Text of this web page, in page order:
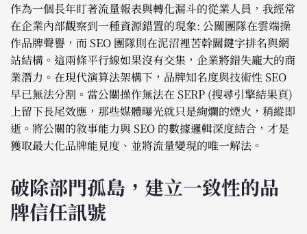
作為一個長年盯著流量報表與轉化漏斗的從業人員，我經常
在企業內部觀察到一種資源錯置的現象: 公關團隊在雲端操
作品牌聲譽，而 SEO 團隊則在泥沼裡苦幹關鍵字排名與網
站結構。這兩條平行線如果沒有交集，企業將錯失龐大的商
業潛力。在現代演算法架構下，品牌知名度與技術性 SEO
早已無法分割。當公關操作無法在 SERP (搜尋引擎結果頁)
上留下長尾效應，那些媒體曝光就只是絢爛的煙火，稍縱即
逝。將公關的敘事能力與 SEO 的數據邏輯深度結合，才是
獲取最大化品牌能見度、並將流量變現的唯一解法。
破除部門孤島，建立一致性的品
牌信任訊號